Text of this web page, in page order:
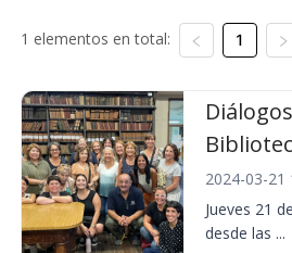
1 elementos en total: 1
2024-03-21
Jueves 21
desde las ...